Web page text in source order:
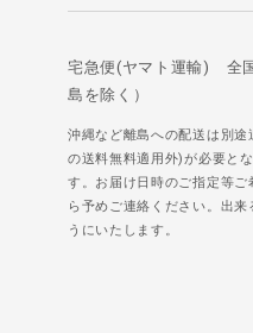
宅急便(ヤマト運輸) 全
島を除く）
沖縄など離島への配送は別途
の送料無料適用外)が必要と
す。お届け日時のご指定等ご
ら予めご連絡ください。出来
うにいたします。